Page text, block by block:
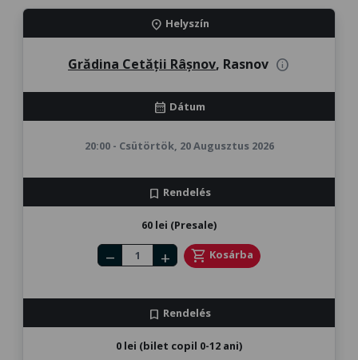
location_on Helyszín
Grădina Cetății Râșnov, Rasnov info
calendar_month Dátum
20:00 - Csütörtök, 20 Augusztus 2026
bookmark Rendelés
60 lei (Presale)
Number of tickets
remove add shopping_cart Kosárba
bookmark Rendelés
0 lei (bilet copil 0-12 ani)